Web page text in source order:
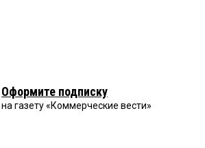
Оформите подписку
на газету «Коммерческие вести»